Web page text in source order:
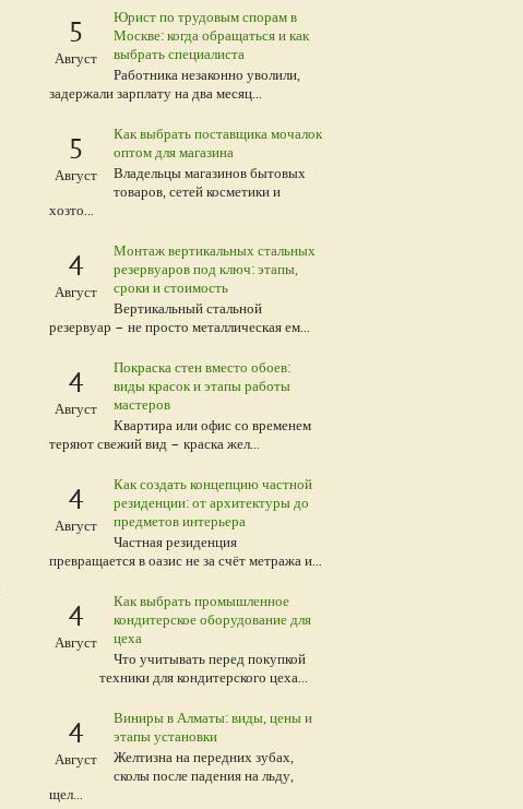
5
Август
Юрист по трудовым спорам в
Москве: когда обращаться и как
выбрать специалиста
Работника незаконно уволили,
задержали зарплату на два месяц...
5
Август
Как выбрать поставщика мочалок
оптом для магазина
Владельцы магазинов бытовых
товаров, сетей косметики и
хозто...
4
Август
Монтаж вертикальных стальных
резервуаров под ключ: этапы,
сроки и стоимость
Вертикальный стальной
резервуар – не просто металлическая ем...
4
Август
Покраска стен вместо обоев:
виды красок и этапы работы
мастеров
Квартира или офис со временем
теряют свежий вид – краска жел...
4
Август
Как создать концепцию частной
резиденции: от архитектуры до
предметов интерьера
Частная резиденция
превращается в оазис не за счёт метража и...
4
Август
Как выбрать промышленное
кондитерское оборудование для
цеха
Что учитывать перед покупкой
техники для кондитерского цеха...
4
Август
Виниры в Алматы: виды, цены и
этапы установки
Желтизна на передних зубах,
сколы после падения на льду,
щел...